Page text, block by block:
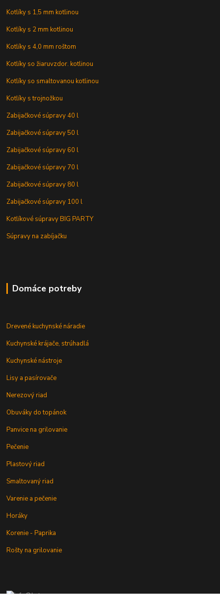
Kotlíky s 1,5 mm kotlinou
Kotlíky s 2 mm kotlinou
Kotlíky s 4,0 mm roštom
Kotlíky so žiaruvzdor. kotlinou
Kotlíky so smaltovanou kotlinou
Kotlíky s trojnožkou
Zabijačkové súpravy 40 l
Zabijačkové súpravy 50 l
Zabijačkové súpravy 60 l
Zabijačkové súpravy 70 l
Zabijačkové súpravy 80 l
Zabijačkové súpravy 100 l
Kotlíkové súpravy BIG PARTY
Súpravy na zabíjačku
Domáce potreby
Drevené kuchynské náradie
Kuchynské krájače, strúhadlá
Kuchynské nástroje
Lisy a pasírovače
Nerezový riad
Obuváky do topánok
Panvice na grilovanie
Pečenie
Plastový riad
Smaltovaný riad
Varenie a pečenie
Horáky
Korenie - Paprika
Rošty na grilovanie
+421 902 212 007